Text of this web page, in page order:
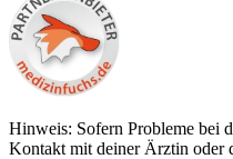
Hinweis: Sofern Probleme bei
Kontakt mit deiner Ärztin oder